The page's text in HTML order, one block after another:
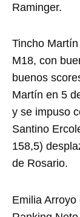
Raminger.
Tincho
M18, con
buenos
Martín en 5
y se impuso
Santino
158,5)
de Rosario.
Emilia